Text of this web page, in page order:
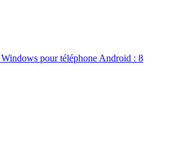
pour téléphone Android : 8